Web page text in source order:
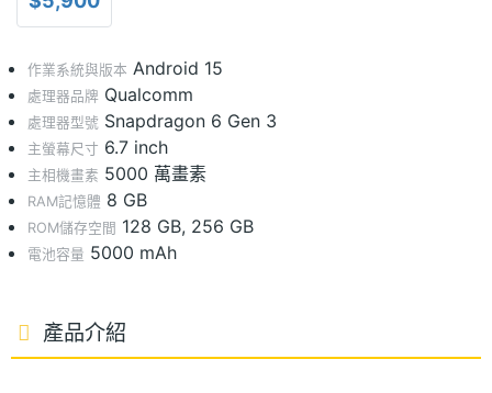
作業系統與版本 Android 15
處理器品牌 Qualcomm
處理器型號 Snapdragon 6 Gen 3
主螢幕尺寸 6.7 inch
主相機畫素 5000 萬畫素
RAM記憶體 8 GB
ROM儲存空間 128 GB, 256 GB
電池容量 5000 mAh
產品介紹